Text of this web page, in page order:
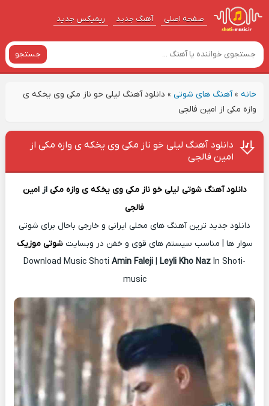
صفحه اصلی آهنگ‌ جدید ریمیکس جدید
جستجو
خانه»آهنگ های شوتی» دانلود آهنگ لیلی خو ناز مکی وی یخکه ی
وازه مکی از امین فالجی
دانلود آهنگ لیلی خو ناز مکی وی یخکه ی وازه مکی از
امین فالجی
دانلود آهنگ شوتی لیلی خو ناز مکی وی یخکه ی وازه مکی ازامین
فالجی
دانلود جدید ترین آهنگ های محلی ایرانی و خارجی باحال برای شوتی
سوار ها | مناسب سیستم های قوی و خفن در وبسایتشوتی موزیک
Download Music Shoti Amin Faleji Leyli Kho Naz In Shoti-
music